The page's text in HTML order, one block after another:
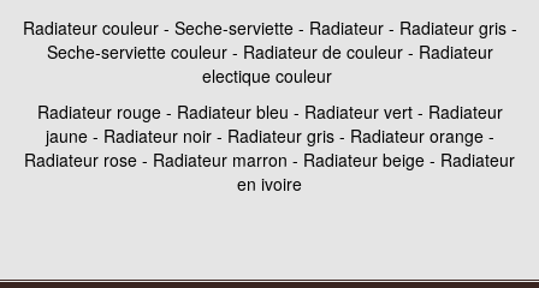
Radiateur couleur - Seche-serviette - Radiateur - Radiateur gris -
Seche-serviette couleur - Radiateur de couleur - Radiateur
electique couleur
Radiateur rouge - Radiateur bleu - Radiateur vert - Radiateur
jaune - Radiateur noir - Radiateur gris - Radiateur orange -
Radiateur rose - Radiateur marron - Radiateur beige - Radiateur
en ivoire